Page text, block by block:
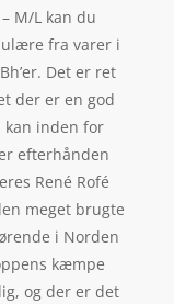
M/L kan du
fra varer i
Det er ret
der er en god
kan inden for
efterhånden
René Rofé
meget brugte
i Norden
kæmpe
og der er det